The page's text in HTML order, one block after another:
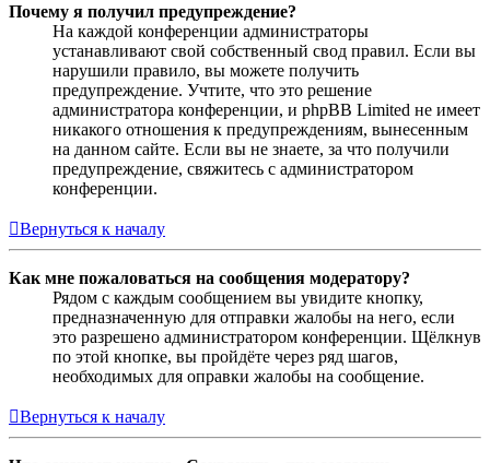
Почему я получил предупреждение?
На каждой конференции администраторы
устанавливают свой собственный свод правил. Если вы
нарушили правило, вы можете получить
предупреждение. Учтите, что это решение
администратора конференции, и phpBB Limited не имеет
никакого отношения к предупреждениям, вынесенным
на данном сайте. Если вы не знаете, за что получили
предупреждение, свяжитесь с администратором
конференции.
Вернуться к началу
Как мне пожаловаться на сообщения модератору?
Рядом с каждым сообщением вы увидите кнопку,
предназначенную для отправки жалобы на него, если
это разрешено администратором конференции. Щёлкнув
по этой кнопке, вы пройдёте через ряд шагов,
необходимых для оправки жалобы на сообщение.
Вернуться к началу